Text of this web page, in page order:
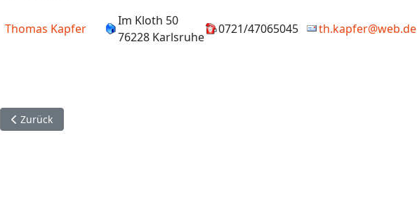
Thomas Kapfer
Im Kloth 50
76228 Karlsruhe
0721/47065045 th.kapfer@web.de
Vorheriger Beitrag: Mannschaften Übersicht 2025/26
Zurück